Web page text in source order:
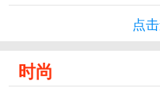
点
时尚